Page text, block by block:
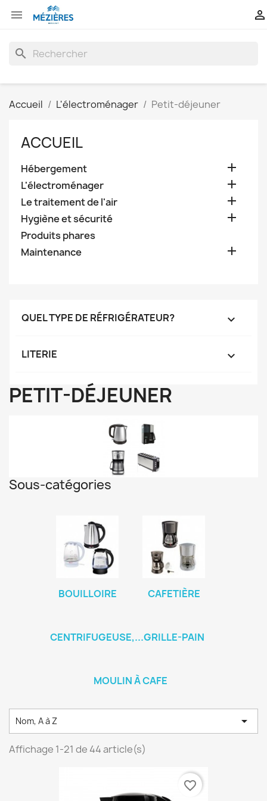
 
search
Accueil L'électroménager Petit-déjeuner
ACCUEIL
Hébergement 
L'électroménager 
Le traitement de l'air 
Hygiène et sécurité 
Produits phares
Maintenance

QUEL TYPE DE RÉFRIGÉRATEUR? 
LITERIE 
PETIT-DÉJEUNER
Sous-catégories
BOUILLOIRE CAFETIÈRE
CENTRIFUGEUSE,...GRILLE-PAIN
MOULIN À CAFE
Nom, A à Z 
Affichage 1-21 de 44 article(s)
favorite_border